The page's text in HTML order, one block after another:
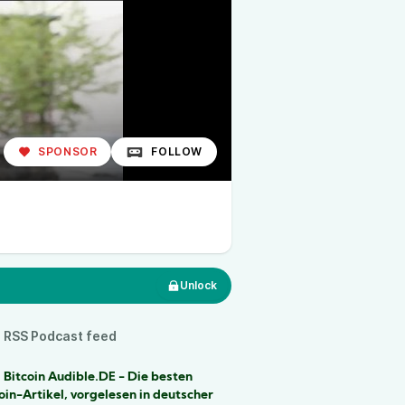
SPONSOR FOLLOW
Unlock
RSS Podcast feed
Bitcoin Audible.DE - Die besten
Artikel, vorgelesen in deutscher